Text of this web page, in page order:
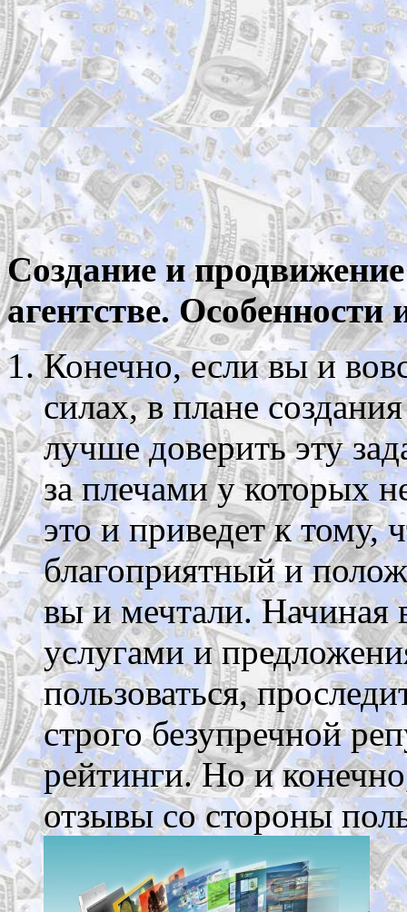
Создание и
агентстве.
Конечно, если вы и
силах, в плане
лучше доверить эту
за плечами у которых
это и приведет к тому,
благоприятный и
вы и мечтали. Начиная
услугами и
пользоваться,
строго безупречной
рейтинги. Но и
отзывы со стороны